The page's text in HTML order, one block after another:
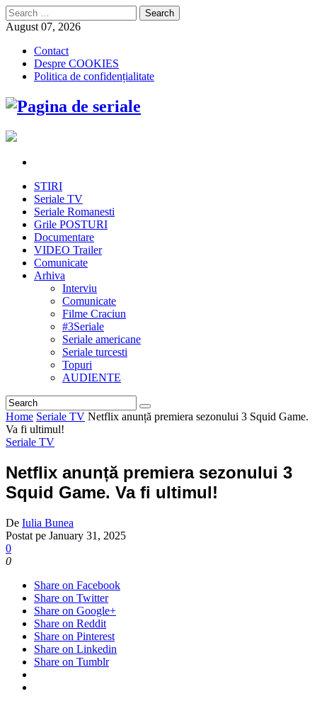
Search
for:
August 07, 2026
Contact
Despre COOKIES
Politica de confidențialitate
STIRI
Seriale TV
Seriale Romanesti
Grile POSTURI
Documentare
VIDEO Trailer
Comunicate
Arhiva
Interviu
Comunicate
Filme Craciun
#3Seriale
Seriale americane
Seriale turcesti
Topuri
AUDIENTE
Home Seriale TV Netflix anunță premiera sezonului 3 Squid Game.
Va fi ultimul!
Seriale TV
Netflix anunță premiera sezonului 3
Squid Game. Va fi ultimul!
De Iulia Bunea
Postat pe January 31, 2025
0
0
Share on Facebook
Share on Twitter
Share on Google+
Share on Reddit
Share on Pinterest
Share on Linkedin
Share on Tumblr